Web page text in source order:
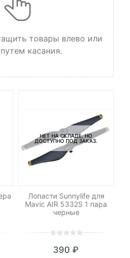
товары влево или
касания.
НЕТ НА СКЛАДЕ, НО
ДОСТУПНО ПОД ЗАКАЗ.
Лопасти Sunnylife для
Mavic AIR 5332S 1 пара
черные
out
390 ₽